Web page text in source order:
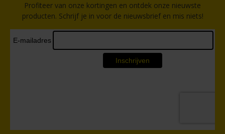
Profiteer van onze kortingen en ontdek onze nieuwste
producten. Schrijf je in voor de nieuwsbrief en mis niets!